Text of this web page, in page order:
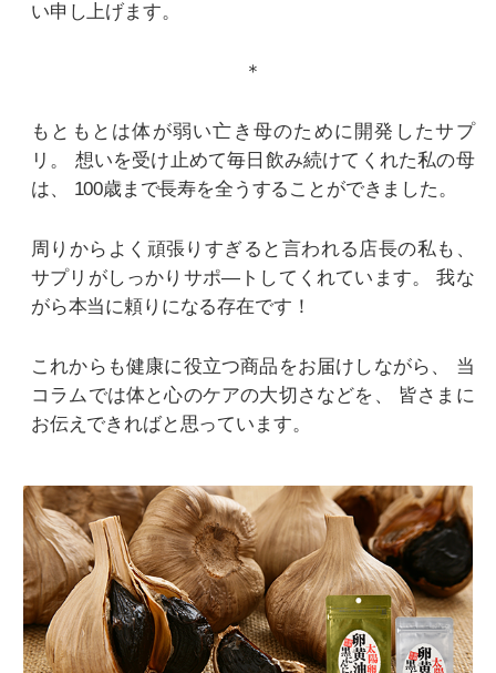
い申し上げます。
＊
もともとは体が弱い亡き母のために開発したサプ
リ。
想いを受け止めて毎日飲み続けてくれた私の母
は、
100歳まで長寿を全うすることができました。
周りからよく頑張りすぎると言われる店長の私も、
サプリがしっかりサポ―トしてくれています。
我な
がら本当に頼りになる存在です！
これからも健康に役立つ商品をお届けしながら、
当
コラムでは体と心のケアの大切さなどを、
皆さまに
お伝えできればと思っています。